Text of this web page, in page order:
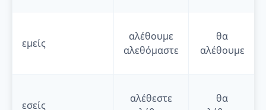
εμείς
αλέθουμε
αλεθόμαστε
θα
αλέθουμε
εσείς
αλέθεστε
θα